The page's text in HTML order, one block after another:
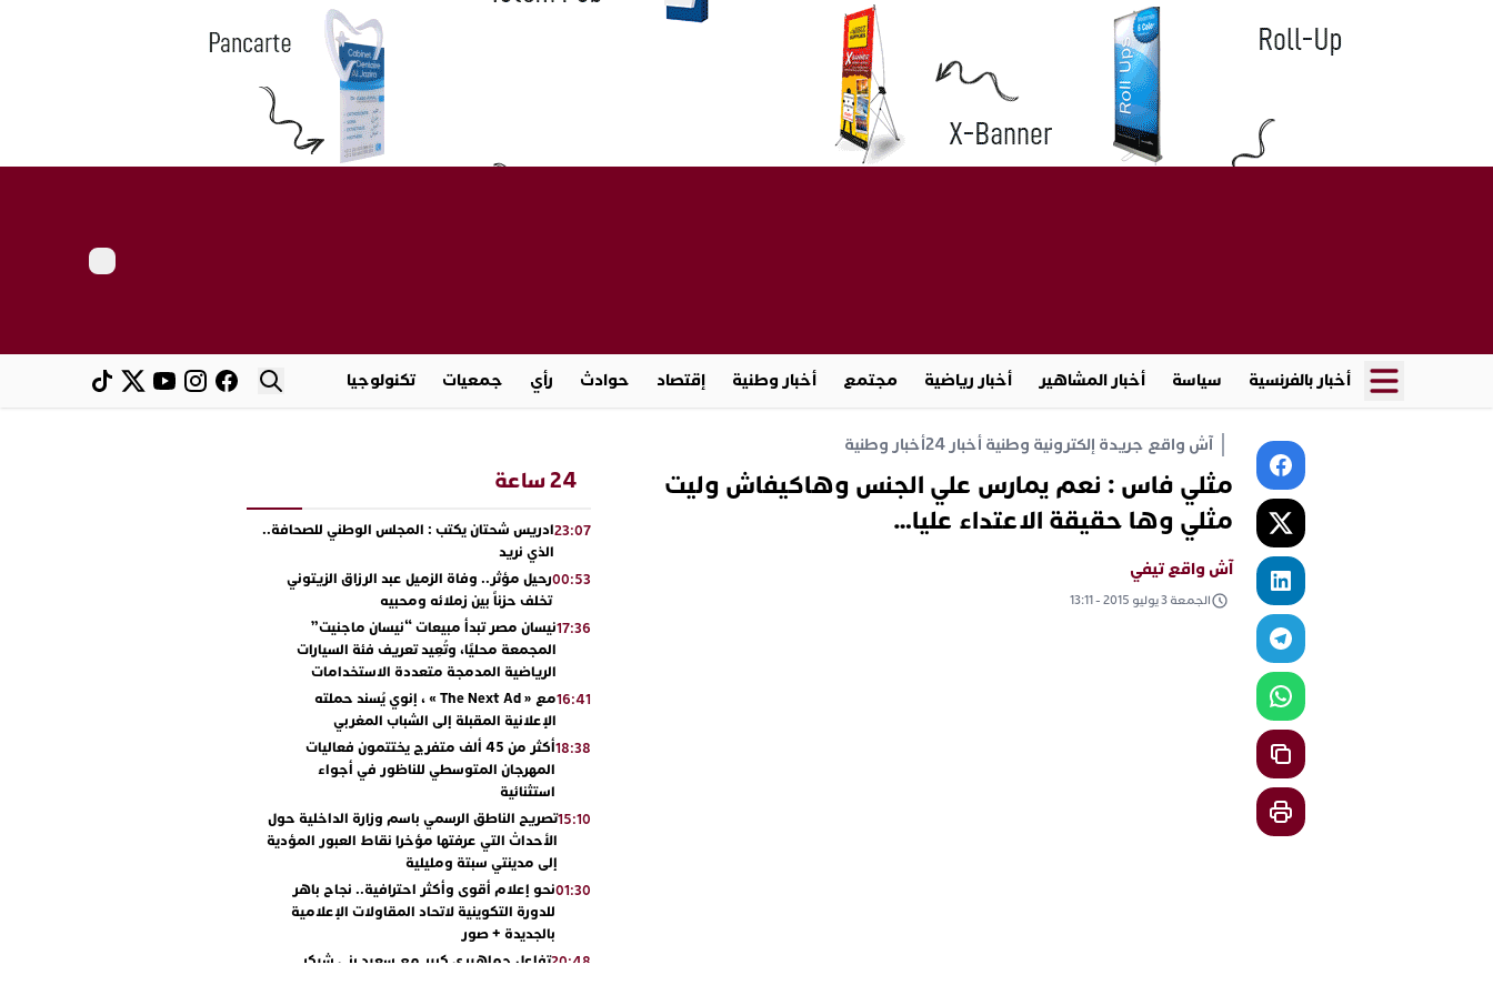
أخبار بالفرنسية سياسة أخبار المشاهير أخبار رياضية مجتمع أخبار وطنية إقتصاد حوادث رأي جمعيات تكنولوجيا
آش واقع جريدة إلكترونية وطنية أخبار 24 أخبار وطنية
مثلي فاس : نعم يمارس علي الجنس وهاكيفاش وليت
مثلي وها حقيقة الاعتداء عليا…
آش واقع تيفي
الجمعة 3 يوليو 2015 - 13:11
24 ساعة
23:07ادريس شحتان يكتب : المجلس الوطني للصحافة..
الذي نريد
00:53رحيل مؤثر.. وفاة الزميل عبد الرزاق الزيتوني
تخلف حزناً بين زملائه ومحبيه
17:36نيسان مصر تبدأ مبيعات “نيسان ماجنيت”
المجمعة محليًا، وتُعِيد تعريف فئة السيارات
الرياضية المدمجة متعددة الاستخدامات
16:41
مع « The Next Ad » ، إنوي يُسند حملته
الإعلانية المقبلة إلى الشباب المغربي
18:38
أكثر من 45 ألف متفرج يختتمون فعاليات
المهرجان المتوسطي للناظور في أجواء
استثنائية
15:10تصريح الناطق الرسمي باسم وزارة الداخلية حول
الأحداث التي عرفتها مؤخرا نقاط العبور المؤدية
إلى مدينتي سبتة ومليلية
01:30نحو إعلام أقوى وأكثر احترافية.. نجاح باهر
للدورة التكوينية لاتحاد المقاولات الإعلامية
بالجديدة + صور
20:48تفاعل جماهيري كبير مع سعيد بني شيكر